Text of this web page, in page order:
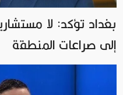
بغداد تؤكد: لا
إلى صراعات المنطقة